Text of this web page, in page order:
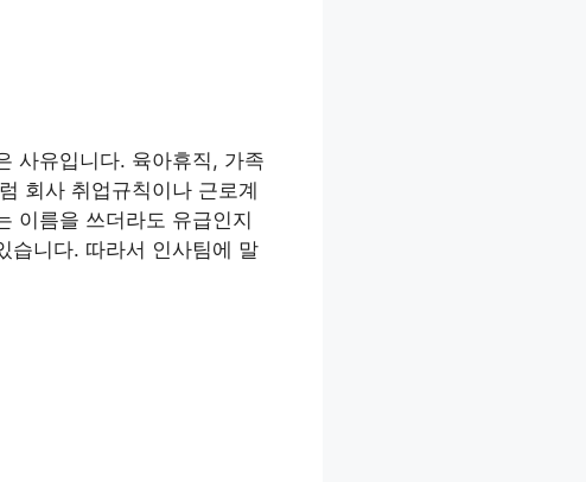
사유입니다. 육아휴직, 가족
회사 취업규칙이나 근로계
이름을 쓰더라도 유급인지
습니다. 따라서 인사팀에 말